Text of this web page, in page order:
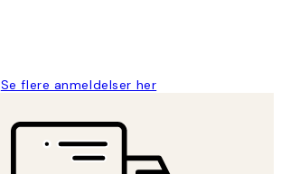
Se flere anmeldelser her